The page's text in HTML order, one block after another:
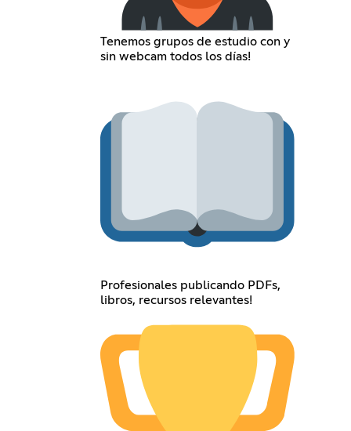
Tenemos grupos de estudio con y
sin webcam todos los días!
Profesionales publicando PDFs,
libros, recursos relevantes!